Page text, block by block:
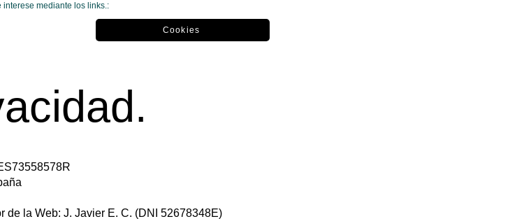
mediante los links.:
Cookies
de la Web: J. Javier E. C. (DNI 52678348E)